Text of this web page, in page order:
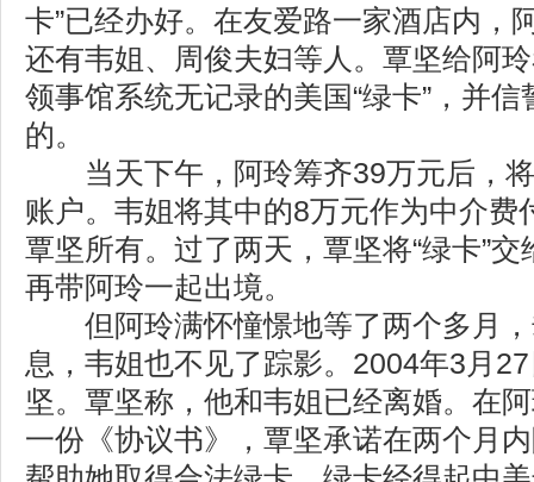
卡”已经办好。在友爱路一家酒店内，
还有韦姐、周俊夫妇等人。覃坚给阿
领事馆系统无记录的美国“绿卡”，并
的。
当天下午，阿玲筹齐39万元后，将
账户。韦姐将其中的8万元作为中介费
覃坚所有。过了两天，覃坚将“绿卡”
再带阿玲一起出境。
但阿玲满怀憧憬地等了两个多月，
息，韦姐也不见了踪影。2004年3月
坚。覃坚称，他和韦姐已经离婚。在
一份《协议书》，覃坚承诺在两个月